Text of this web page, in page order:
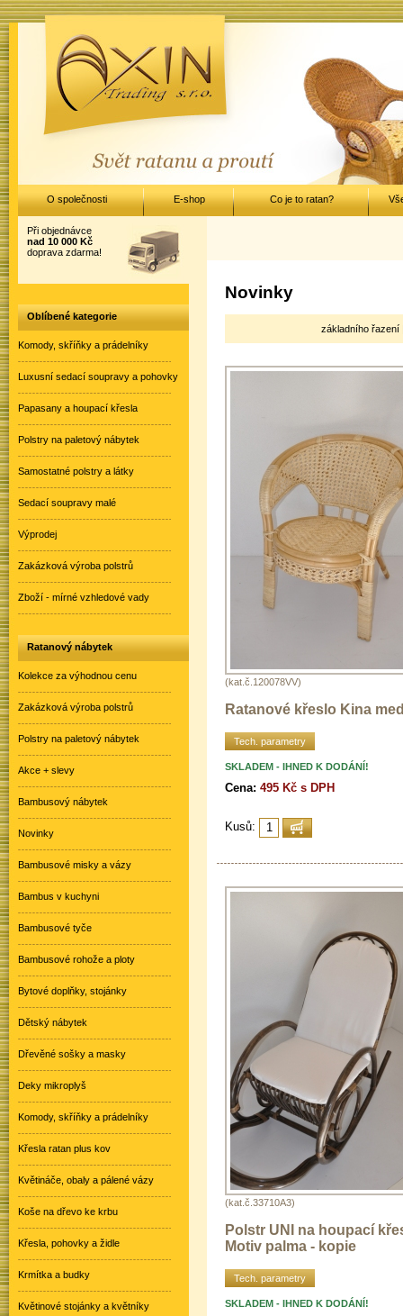
Novinky
základního řazení
(kat.č.120078VV)
Ratanové křeslo Kina
Tech. parametry
SKLADEM - IHNED K DODÁNÍ!
Cena: 495 Kč s DPH
Kusů:
(kat.č.33710A3)
Polstr UNI na houpací
Motiv palma - kopie
Tech. parametry
SKLADEM - IHNED K DODÁNÍ!
Při objednávce
nad 10 000 Kč
doprava zdarma!
Oblíbené kategorie
Komody, skříňky a prádelníky
Luxusní sedací soupravy a pohovky
Papasany a houpací křesla
Polstry na paletový nábytek
Samostatné polstry a látky
Sedací soupravy malé
Výprodej
Zakázková výroba polstrů
Zboží - mírné vzhledové vady
Ratanový nábytek
Kolekce za výhodnou cenu
Zakázková výroba polstrů
Polstry na paletový nábytek
Akce + slevy
Bambusový nábytek
Novinky
Bambusové misky a vázy
Bambus v kuchyni
Bambusové tyče
Bambusové rohože a ploty
Bytové doplňky, stojánky
Dětský nábytek
Dřevěné sošky a masky
Deky mikroplyš
Komody, skříňky a prádelníky
Křesla ratan plus kov
Květináče, obaly a pálené vázy
Koše na dřevo ke krbu
Křesla, pohovky a židle
Krmítka a budky
Květinové stojánky a květníky
O společnosti E-shop Co je to ratan?